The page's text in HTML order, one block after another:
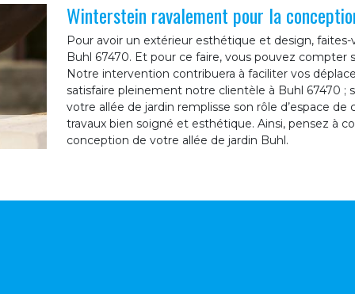
Winterstein ravalement pour la
Pour avoir un extérieur esthétique et design,
Buhl 67470. Et pour ce faire, vous pouvez
Notre intervention contribuera à faciliter vos
satisfaire pleinement notre clientèle à Buhl 67470
votre allée de jardin remplisse son rôle d’espace
travaux bien soigné et esthétique. Ainsi, pensez à
conception de votre allée de jardin Buhl.